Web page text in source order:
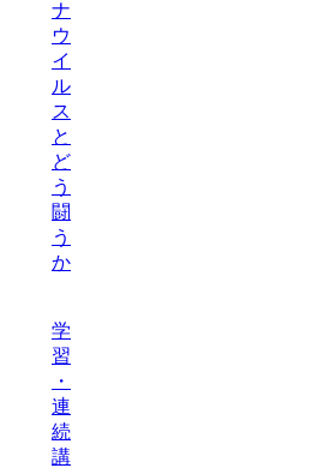
ナ
ウ
イ
ル
ス
と
ど
う
闘
う
か
学
習
・
連
続
講